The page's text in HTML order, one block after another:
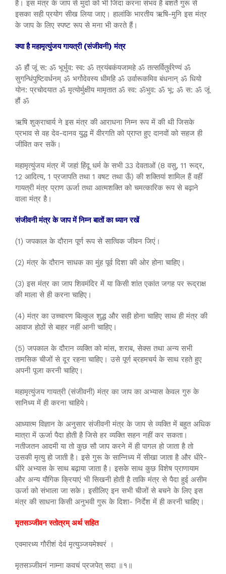
है। इस मंत्र के जाप से मुर्दा को भी जिंदा करना संभव है बशर्ते गुरू से
इसका सही प्रयोग सीख लिया जाए। हालांकि भारतीय ऋषि-मुनि इस मंत्र
के जाप के लिए स्पष्ट रूप से मना भी करते हैं।
क्या है महामृत्युंजय गायत्री (संजीवनी) मंत्र
ॐ हौं जूं स: ॐ भूर्भुव: स्व: ॐ त्रयंबकंयजामहे ॐ तत्सर्वितुर्वरेण्यं ॐ
सुगन्धिंपुष्टिवर्धनम् ॐ भर्गोदेवस्य धीमहि ॐ उर्वारूकमिव बंधनान् ॐ धियो
योन: प्रचोदयात ॐ मृत्योर्मुक्षीय मामृतात ॐ स्व: ॐभुव: ॐ भू: ॐ स: ॐ जूं
हौं ॐ
ऋषि शुक्राचार्य ने इस मंत्र की आराधना निम्न रूप में की थी जिसके
प्रभाव से वह देव-दानव युद्ध में वीरगति को प्राप्त हुए दानवों को सहज ही
जीवित कर सकें।
महामृत्युंजय मंत्र में जहां हिंदू धर्म के सभी 33 देवताओं (8 वसु, 11 रूद्र,
12 आदित्य, 1 प्रजापति तथा 1 वषट तथा ऊँ) की शक्तियां शामिल हैं वहीं
गायत्री मंत्र प्राण ऊर्जा तथा आत्मशक्ति को चमत्कारिक रूप से बढ़ाने
वाला मंत्र है।
संजीवनी मंत्र के जाप में निम्न बातों का ध्यान रखें
(1) जपकाल के दौरान पूर्ण रूप से सात्विक जीवन जिएं।
(2) मंत्र के दौरान साधक का मुंह पूर्व दिशा की ओर होना चाहिए।
(3) इस मंत्र का जाप शिवमंदिर में या किसी शांत एकांत जगह पर रूद्राक्ष
की माला से ही करना चाहिए।
(4) मंत्र का उच्चारण बिल्कुल शुद्ध और सही होना चाहिए साथ ही मंत्र की
आवाज होठों से बाहर नहीं आनी चाहिए।
(5) जपकाल के दौरान व्यक्ति को मांस, शराब, सेक्स तथा अन्य सभी
तामसिक चीजों से दूर रहना चाहिए। उसे पूर्ण ब्रहमचर्य के साथ रहते हुए
अपनी पूजा करनी चाहिए।
महामृत्युंजय गायत्री (संजीवनी) मंत्र का जाप का अभ्यास केवल गुरु के
सानिध्य में ही करना चाहिये।
आध्यात्म विज्ञान के अनुसार संजीवनी मंत्र के जाप से व्यक्ति में बहुत अधिक
मात्रा में ऊर्जा पैदा होती है जिसे हर व्यक्ति सहन नहीं कर सकता।
नतीजतन आदमी या तो कुछ सौ जाप करने में ही पागल हो जाता है तो
उसकी मृत्यु हो जाती है। इसे गुरू के सान्निध्य में सीखा जाता है और धीरे-
धीरे अभ्यास के साथ बढ़ाया जाता है। इसके साथ कुछ विशेष प्राणायाम
और अन्य यौगिक क्रियाएं भी सिखनी होती है ताकि मंत्र से पैदा हुई असीम
ऊर्जा को संभाला जा सके। इसीलिए इन सभी चीजों से बचने के लिए इस
मंत्र की साधना किसी अनुभवी गुरू के दिशा- निर्देश में ही करनी चाहिए।
मृतसञ्जीवन स्तोत्रम् अर्थ सहित
एवमारध्य गौरीशं देवं मृत्युञ्जयमेश्वरं ।
मृतसञ्जीवनं नाम्ना कवचं प्रजपेत् सदा ॥१॥